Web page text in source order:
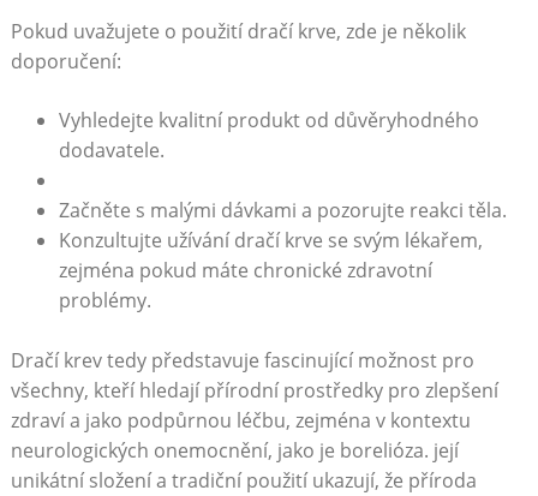
Pokud uvažujete o použití dračí krve, zde je několik
doporučení:
Vyhledejte kvalitní produkt od důvěryhodného
dodavatele.
Začněte s malými dávkami a pozorujte reakci těla.
Konzultujte užívání dračí krve se svým lékařem,
zejména pokud máte chronické zdravotní
problémy.
Dračí krev tedy představuje fascinující možnost pro
všechny, kteří hledají přírodní prostředky pro zlepšení
zdraví a jako podpůrnou léčbu, zejména v kontextu
neurologických onemocnění, jako je borelióza. její
unikátní složení a tradiční použití ukazují, že příroda